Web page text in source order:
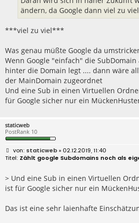
ändern, da Google dann viel zu
***viel zu viel***
Was genau müßte Google da
Wenn Google "einfach" die
hinter die Domain legt .... dann wäre
der MainDomain zugeordnet
Und eine Sub in einen Virtuellen
für Google sicher nur ein
staticweb
PostRank 10
B
e
r
a
g
staticweb» 02.12.2019, 11:40
Zählt google Subdomains noch als
> Und eine Sub in einen Virtuellen
ist für Google sicher nur ein
Das ist eine sehr laienhafte